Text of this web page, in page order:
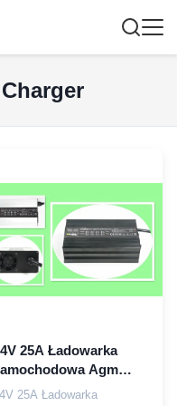
25A Ładowarka
Agm
wibracyjna
25A Ładowarka